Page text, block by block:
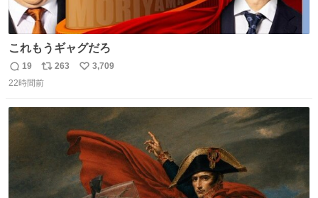
これもうギャグだろ
返
信
19
リ
ポ
263
い
3,709
22時間前